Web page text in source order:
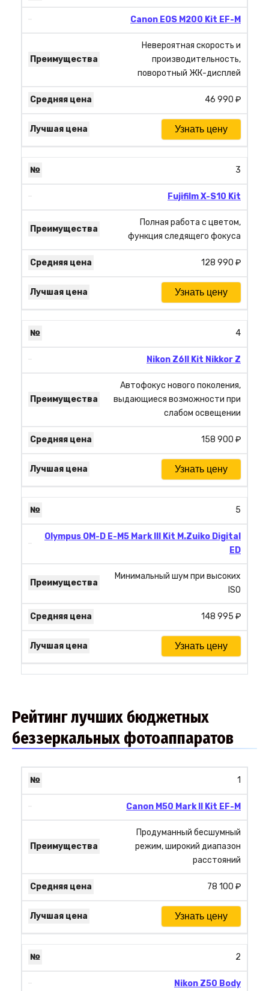
Canon EOS M200 Kit EF-M
Невероятная скорость и
производительность,
поворотный ЖК-дисплей
46 990 ₽
Узнать цену
3
Fujifilm X-S10 Kit
Полная работа с цветом,
функция следящего фокуса
128 990 ₽
Узнать цену
4
Nikon Z6II Kit Nikkor Z
Автофокус нового поколения,
выдающиеся возможности при
слабом освещении
158 900 ₽
Узнать цену
5
Olympus OM-D E-M5 Mark III Kit M.Zuiko Digital
ED
Минимальный шум при высоких
ISO
148 995 ₽
Узнать цену
Рейтинг лучших бюджетных
беззеркальных фотоаппаратов
1
Canon M50 Mark II Kit EF-M
Продуманный бесшумный
режим, широкий диапазон
расстояний
78 100 ₽
Узнать цену
2
Nikon Z50 Body